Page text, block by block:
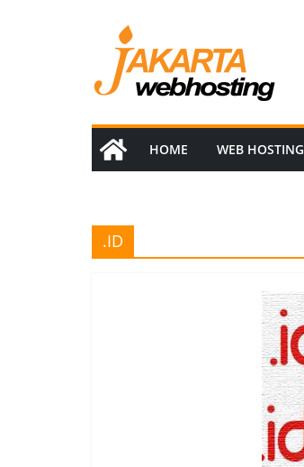
HOME WEB HOSTING
.ID